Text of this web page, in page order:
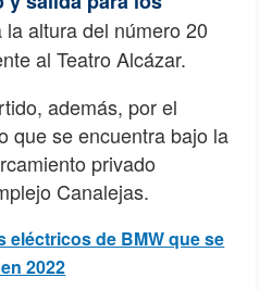
la altura del número 20
al Teatro Alcázar.
además, por el
que se encuentra bajo la
privado
Canalejas.
eléctricos de BMW que se
2022